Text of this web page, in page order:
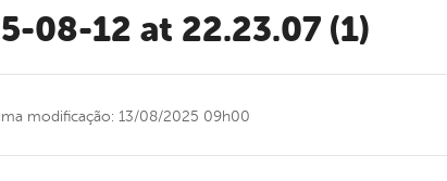
08-12 at 22.23.07 (1)
modificação: 13/08/2025 09h00